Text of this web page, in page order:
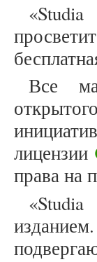
Все
лицензии
права на